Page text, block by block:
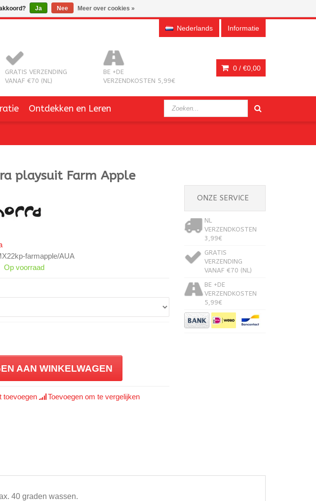
Nederlands Informatie
GRATIS VERZENDING
VANAF €70 (NL)
BE +DE
VERZENDKOSTEN 5,99€
0 / €0,00
Ontdekken en Leren
playsuit Farm Apple
farmapple/AUA
Op voorraad
AAN WINKELWAGEN
toevoegen Toevoegen om te vergelijken
ONZE SERVICE
NL
VERZENDKOSTEN
3,99€
GRATIS
VERZENDING
VANAF €70 (NL)
BE +DE
VERZENDKOSTEN
5,99€
40 graden wassen.
Ja Nee Meer over cookies »